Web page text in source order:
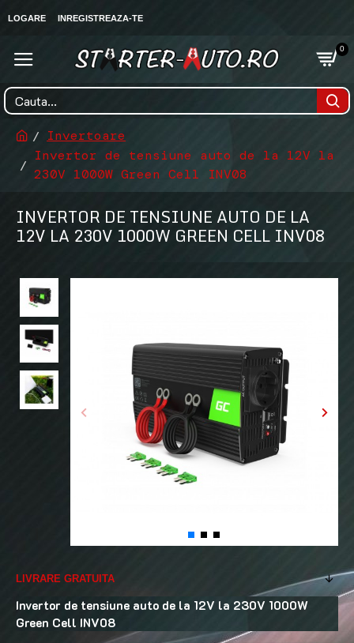
LOGARE INREGISTREAZA-TE
0
Invertoare
Invertor de tensiune auto de la 12V la
230V 1000W Green Cell INV08
INVERTOR DE TENSIUNE AUTO DE LA
12V LA 230V 1000W GREEN CELL INV08
LIVRARE GRATUITA
Invertor de tensiune auto de la 12V la 230V 1000W
Green Cell INV08